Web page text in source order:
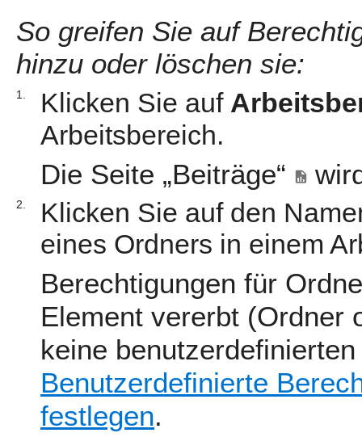
So greifen Sie auf
hinzu oder löschen sie:
1. Klicken Sie auf
Arbeitsbereich.
Die Seite „Beiträge“
2.
Klicken Sie auf den
eines Ordners in einem
Berechtigungen für
Element vererbt (Ordner
keine
Benutzerdefinierte
festlegen.